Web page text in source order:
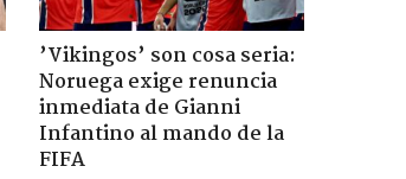
’Vikingos’ son cosa seria:
Noruega exige renuncia
inmediata de Gianni
Infantino al mando de la
FIFA